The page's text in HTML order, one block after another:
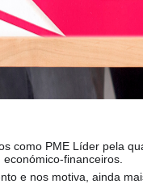
como PME Líder pela
económico-financeiros.
e nos motiva, ainda